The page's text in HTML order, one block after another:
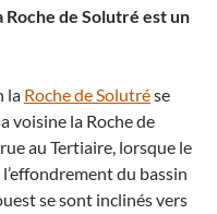
Roche de Solutré est un
la Roche de Solutrése
voisine la Roche de
au Tertiaire, lorsque le
du bassin
se sont inclinés vers